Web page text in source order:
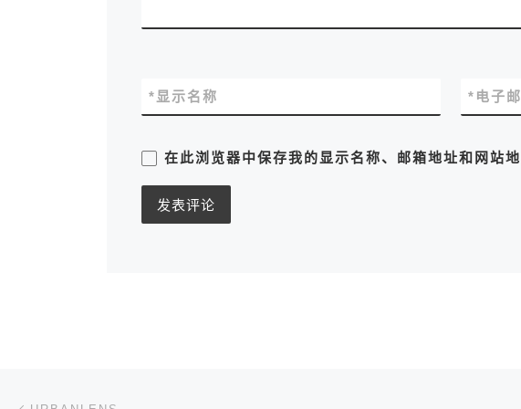
显示名称
* 电子
*
在此浏览器中保存我的显示名称、邮箱地址和网站
文章导航